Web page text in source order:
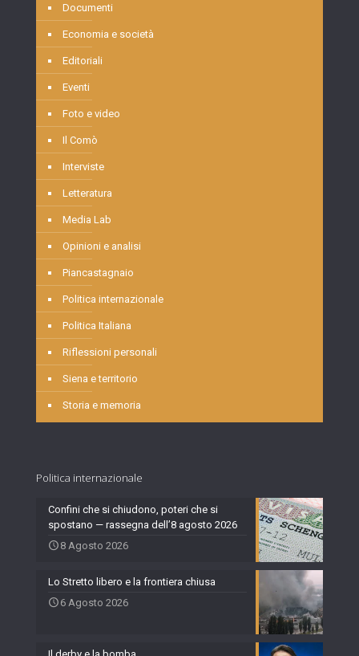
Documenti
Economia e società
Editoriali
Eventi
Foto e video
Il Comò
Interviste
Letteratura
Media Lab
Opinioni e analisi
Piancastagnaio
Politica internazionale
Politica Italiana
Riflessioni personali
Siena e territorio
Storia e memoria
Politica internazionale
Confini che si chiudono, poteri che si
spostano — rassegna dell’8 agosto 2026
8 Agosto 2026
Lo Stretto libero e la frontiera chiusa
6 Agosto 2026